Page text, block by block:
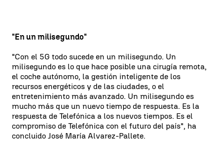
"En un milisegundo"
"Con el 5G todo sucede en un milisegundo. Un
milisegundo es lo que hace posible una cirugía remota,
el coche autónomo, la gestión inteligente de los
recursos energéticos y de las ciudades, o el
entretenimiento más avanzado. Un milisegundo es
mucho más que un nuevo tiempo de respuesta. Es la
respuesta de Telefónica a los nuevos tiempos. Es el
compromiso de Telefónica con el futuro del país", ha
concluido José María Alvarez-Pallete.